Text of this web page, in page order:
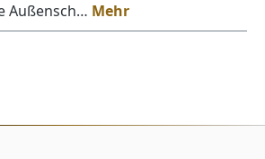
Außensch… Mehr